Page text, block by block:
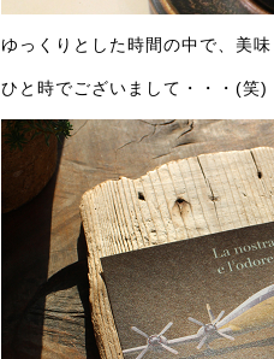
ゆっくりとした時間の中で、美
ひと時でございまして・・・(笑)